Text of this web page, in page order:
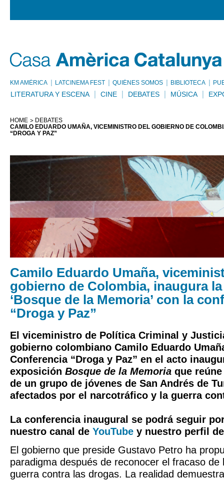
KM AMÈRICA LATCINEMA FEST QUIÉNES SOMOS BIBLIOTECA
LITERATURA Y ESCENA CINE DEBATES MÚSICA
HOME
DEBATES
CAMILO EDUARDO UMAÑA, VICEMINISTRO DEL GOBIERNO DE
“DROGA Y PAZ”
Camilo Eduardo Umaña,
gobierno de Colombia, inaugura
‘Bosque de la Memoria’ con la
“Droga y Paz”
El viceministro de Política Criminal y
gobierno colombiano Camilo Eduardo
Conferencia “Droga y Paz” en el acto
exposición Bosque de la Memoria que
de un grupo de jóvenes de San Andrés de
afectados por el narcotráfico y la guerra
La conferencia inaugural se podrá seguir
nuestro canal de YouTube y nuestro perfil
El gobierno que preside Gustavo Petro ha
paradigma después de reconocer el fracaso de
guerra contra las drogas. La realidad